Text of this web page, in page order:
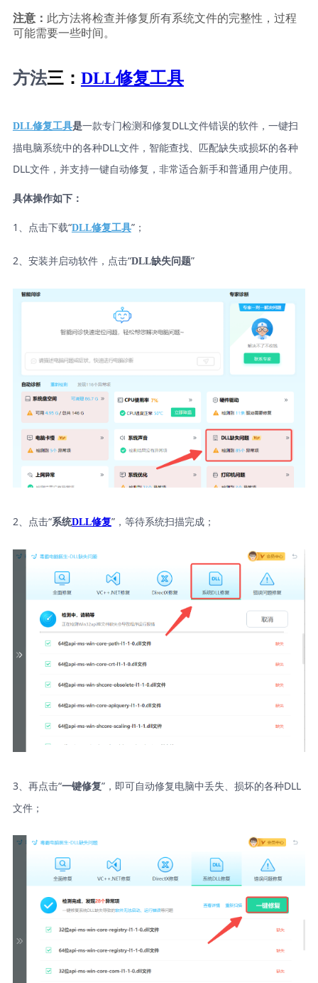
注意： 此方法将检查并修复所有系统文件的完整性，过程
可能需要一些时间。
方法三： DLL修复工具
DLL修复工具是一款专门检测和修复DLL文件错误的软件，一键扫
描电脑系统中的各种DLL文件，智能查找、匹配缺失或损坏的各种
DLL文件，并支持一键自动修复，非常适合新手和普通用户使用。
具体操作如下：
1、点击下载“DLL修复工具”；
2、安装并启动软件，点击“DLL缺失问题”
2、点击“系统DLL修复”，等待系统扫描完成；
3、再点击“一键修复”，即可自动修复电脑中丢失、损坏的各种DLL
文件；